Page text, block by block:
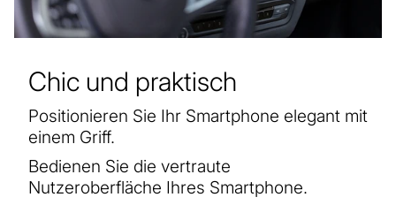
Chic und praktisch
Positionieren Sie Ihr Smartphone elegant mit
einem Griff.
Bedienen Sie die vertraute
Nutzeroberfläche Ihres Smartphone.